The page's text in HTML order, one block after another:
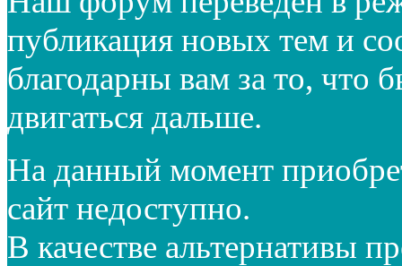
публикация новых тем и
благодарны вам за то, что
двигаться дальше.
На данный момент
сайт недоступно.
В качестве альтернативы